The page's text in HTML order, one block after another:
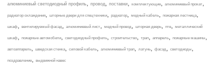
алюминиевый светодиодный профиль провод поставки комплектующие алюминиевый прокат
радиатор охлаждения шторные двери для спецтехники радиатор медный кабель пожарная лестница
шкаф вентилируемый фасад алюминиевый лист медный провод шторная дверь птв металлический
шкаф пожарные автомобили светодиодный профиль строительство трап аппарель пожарные машины
автоаппарель шведская стенка силовой кабель алюминиевый трап латунь фасад светодиоды
поздравление выдвижной навес